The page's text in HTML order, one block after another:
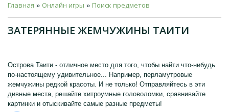
Главная » Онлайн игры » Поиск предметов
ЗАТЕРЯННЫЕ ЖЕМЧУЖИНЫ ТАИТИ
Острова Таити - отличное место для того, чтобы найти что-нибудь
по-настоящему удивительное... Например, перламутровые
жемчужины редкой красоты. И не только! Отправляйтесь в эти
дивные места, решайте хитроумные головоломки, сравнивайте
картинки и отыскивайте самые разные предметы!